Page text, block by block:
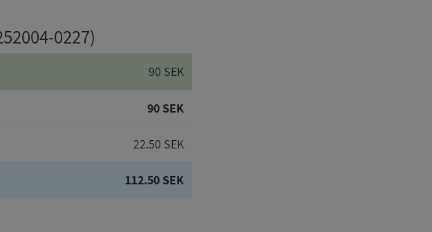
0227)
90 SEK
90 SEK
22.50 SEK
112.50 SEK